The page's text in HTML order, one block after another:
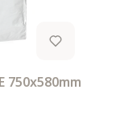
750x580mm